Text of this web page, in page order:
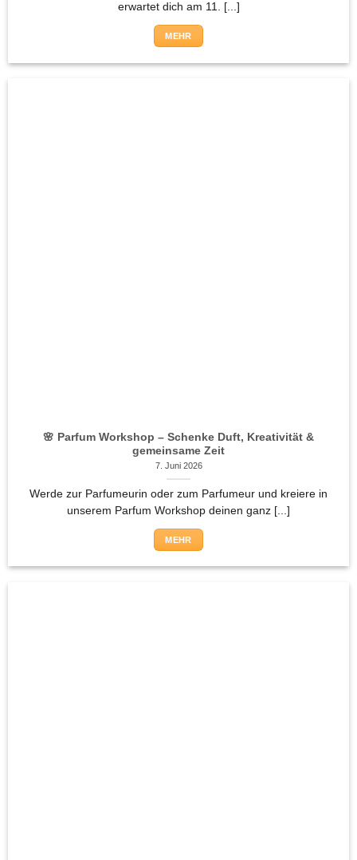
erwartet dich am 11. [...]
MEHR
🌸 Parfum Workshop – Schenke Duft, Kreativität &
gemeinsame Zeit
7. Juni 2026
Werde zur Parfumeurin oder zum Parfumeur und kreiere in
unserem Parfum Workshop deinen ganz [...]
MEHR